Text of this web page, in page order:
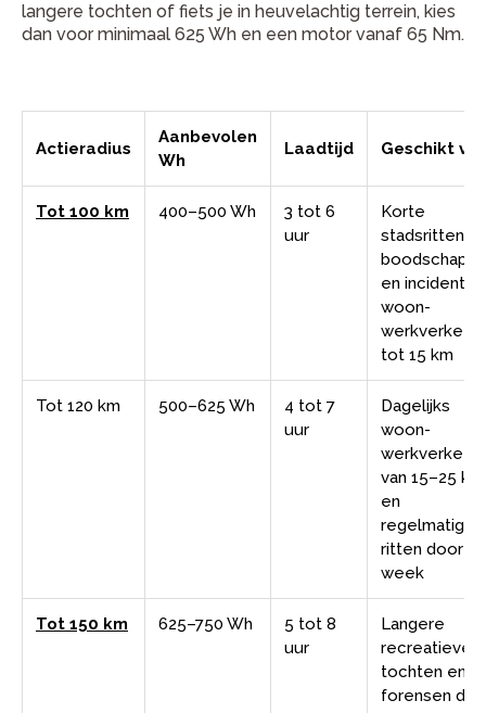
langere tochten of fiets je in heuvelachtig terrein, kies
dan voor minimaal 625 Wh en een motor vanaf 65 Nm.
Actieradius
Aanbevolen
Wh
Laadtijd Geschikt
Tot 100 km 400–500 Wh
3 tot 6
uur
Korte
stadsritten,
en
woon-
werkverkeer
tot 15 km
Tot 120 km 500–625 Wh
4 tot 7
uur
Dagelijks
woon-
werkverkeer
van 15–25 km
en
regelmatige
ritten door
week
Tot 150 km 625–750 Wh
5 tot 8
uur
Langere
recreatieve
tochten en
forensen die